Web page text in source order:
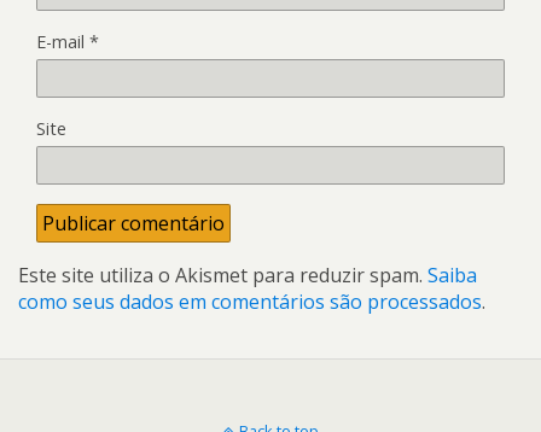
E-mail *
Site
Este site utiliza o Akismet para reduzir spam. Saiba
como seus dados em comentários são processados.